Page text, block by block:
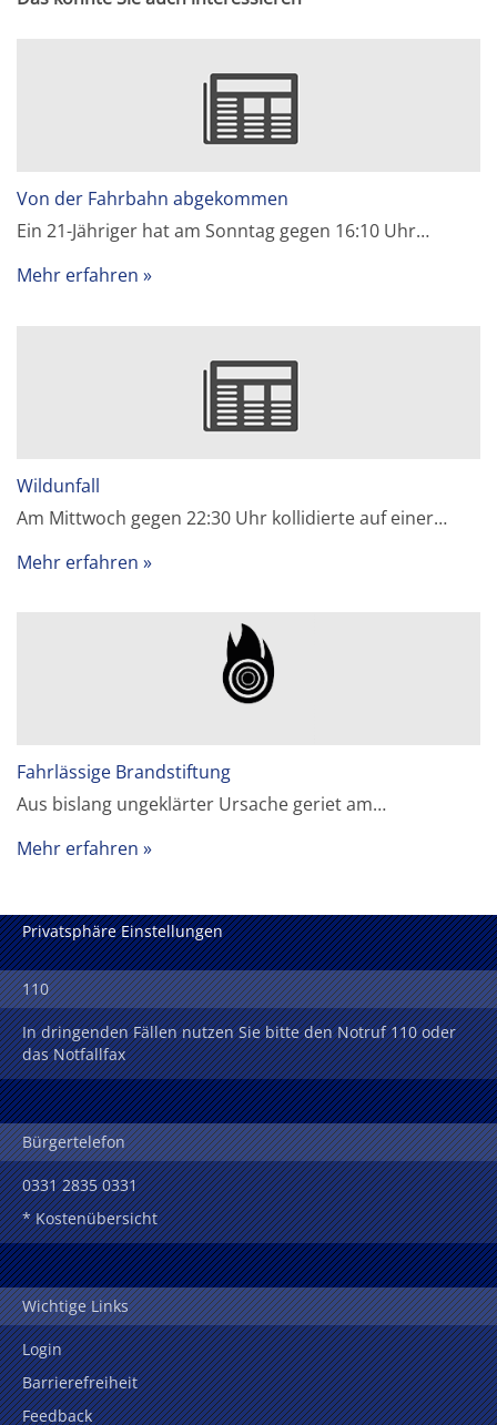
Von der Fahrbahn abgekommen
Ein 21-Jähriger hat am Sonntag gegen 16:10 Uhr…
Mehr erfahren
Wildunfall
Am Mittwoch gegen 22:30 Uhr kollidierte auf einer…
Mehr erfahren
Fahrlässige Brandstiftung
Aus bislang ungeklärter Ursache geriet am…
Mehr erfahren
Privatsphäre Einstellungen
110
In dringenden Fällen nutzen Sie bitte den Notruf 110 oder
das Notfallfax
Bürgertelefon
0331 2835 0331
* Kostenübersicht
Wichtige Links
Login
Barrierefreiheit
Feedback